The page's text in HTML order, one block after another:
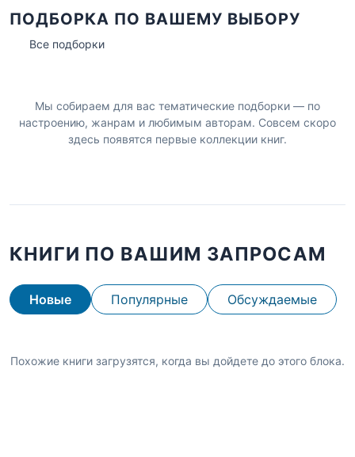
ПОДБОРКА ПО ВАШЕМУ ВЫБОРУ
Все подборки
Мы собираем для вас тематические подборки — по
настроению, жанрам и любимым авторам. Совсем скоро
здесь появятся первые коллекции книг.
КНИГИ ПО ВАШИМ ЗАПРОСАМ
Новые Популярные Обсуждаемые
Похожие книги загрузятся, когда вы дойдете до этого блока.